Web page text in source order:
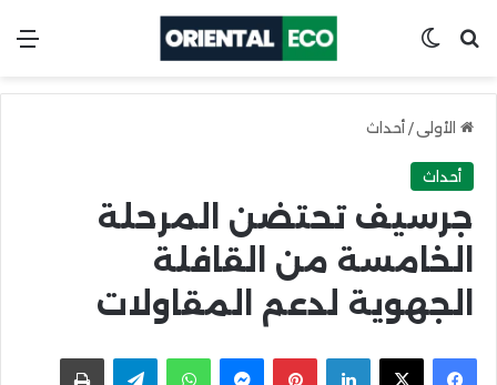
ابحث عنSwitch skin
الأولى / أحداث
أحداث
جرسيف تحتضن المرحلة
الخامسة من القافلة
الجهوية لدعم المقاولات
Facebook
X
LinkedIn
Pinterest
Messenger
WhatsApp
Telegramاطبعها